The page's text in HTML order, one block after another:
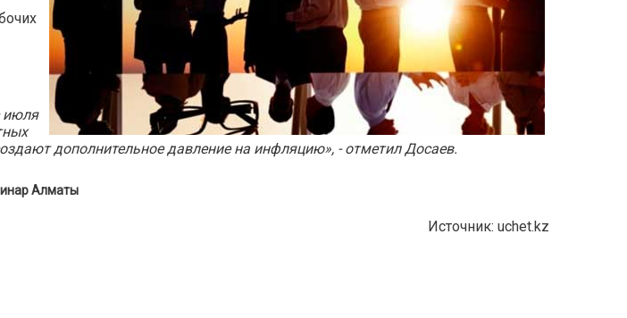
июля
дополнительное давление на инфляцию», - отметил Досаев.
Алматы
Источник: uchet.kz